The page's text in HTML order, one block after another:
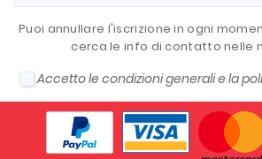
Puoi annullare l'iscrizione in ogni
cerca le info di contatto nelle
Accetto le condizioni generali e la